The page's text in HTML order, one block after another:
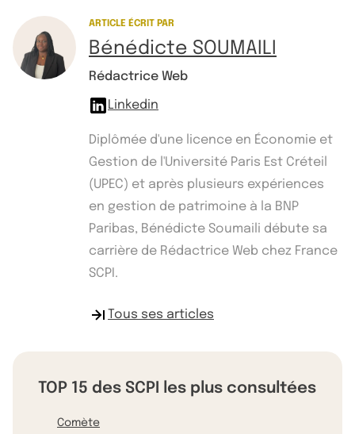
ARTICLE ÉCRIT PAR
Bénédicte SOUMAILI
Rédactrice Web
Linkedin
Diplômée d'une licence en Économie et
Gestion de l'Université Paris Est Créteil
(UPEC) et après plusieurs expériences
en gestion de patrimoine à la BNP
Paribas, Bénédicte Soumaili débute sa
carrière de Rédactrice Web chez France
SCPI.
Tous ses articles
TOP 15 des SCPI les plus consultées
Comète